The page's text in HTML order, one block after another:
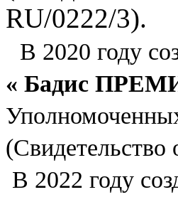
RU/0222/3).
В 2020 году
« Бадис
В 2022 году